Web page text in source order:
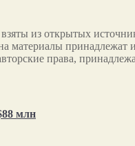
из открытых
материалы принадлежат
права,
млн